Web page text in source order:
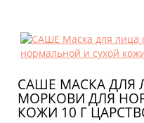
САШЕ МАСКА ДЛЯ
МОРКОВИ ДЛЯ
КОЖИ 10 Г